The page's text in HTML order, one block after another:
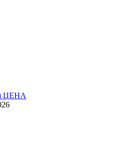
ЦЕНА